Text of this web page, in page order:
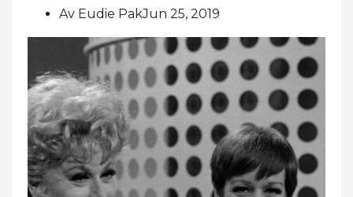
Av Eudie PakJun 25, 2019